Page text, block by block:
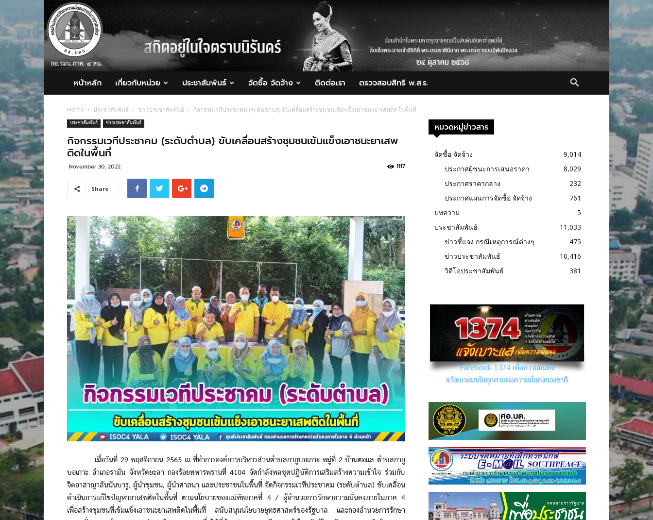
กอ.รมน.ภาค
4
สน.
หน้าหลัก เกี่ยวกับหน่วย ประชาสัมพันธ์ จัดซื้อ จัดจ้าง ติดต่อเรา ตรวจสอบสิทธิ พ.ส.ร.
Home ประชาสัมพันธ์ ข่าวประชาสัมพันธ์ กิจกรรมเวทีประชาคม (ระดับตำบล) ขับเคลื่อนสร้างชุมชนเข้มแข็งเอาชนะยาเสพติดในพื้นที่
ประชาสัมพันธ์ ข่าวประชาสัมพันธ์
กิจกรรมเวทีประชาคม (ระดับตำบล) ขับเคลื่อนสร้างชุมชนเข้มแข็งเอาชนะยาเสพ
ติดในพื้นที่
November 30, 2022 1117
Share
เมื่อวันที่ 29 พฤศจิกายน 2565 ณ ที่ทำการองค์การบริหารส่วนตำบลกายูบอเกาะ หมู่ที่ 2 บ้านตอแล ตำบลกายู
บอเกาะ อำเภอรามัน จังหวัดยะลา กองร้อยทหารพรานที่ 4104 จัดกำลังพลชุดปฏิบัติการเสริมสร้างความเข้าใจ ร่วมกับ
จิตอาสาญาลันนันบารู, ผู้นำชุมชน, ผู้นำศาสนา และประชาชนในพื้นที่ จัดกิจกรรมเวทีประชาคม (ระดับตำบล) ขับเคลื่อน
ดำเนินการแก้ไขปัญหายาเสพติดในพื้นที่ ตามนโยบายของแม่ทัพภาคที่ 4 / ผู้อำนวยการรักษาความมั่นคงภายในภาค 4
เพื่อสร้างชุมชนที่เข้มแข็งเอาชนะยาเสพติดในพื้นที่ สนับสนุนนโยบายยุทธศาสตร์ของรัฐบาล และกองอำนวยการรักษา
หมวดหมู่ข่าวสาร
จัดซื้อ จัดจ้าง
9,014
ประกาศผู้ชนะการเสนอราคา
8,029
ประกาศราคากลาง
232
ประกาศแผนการจัดซื้อ จัดจ้าง
761
บทความ
5
ประชาสัมพันธ์
11,033
ข่าวชี้แจง กรณีเหตุการณ์ต่างๆ
475
ข่าวประชาสัมพันธ์
10,416
วิดีโอประชาสัมพันธ์
381